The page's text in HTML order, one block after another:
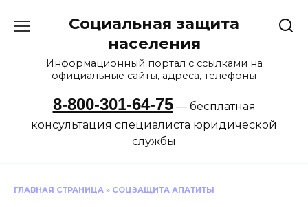
Социальная защита
населения
Информационный портал с ссылками на
официальные сайты, адреса, телефоны
8-800-301-64-75— бесплатная
консультация специалиста юридической
службы
ГЛАВНАЯ СТРАНИЦА » СОЦЗАЩИТА АПАТИТЫ